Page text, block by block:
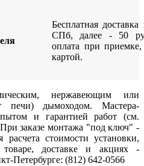
Бесплатная
СПб, далее - 50
оплата при
картой.
нержавеющим или
печи) дымоходом. Мастера-
и гарантией работ (см.
заказе монтажа "под ключ" -
расчета стоимости установки,
доставке и акциях -
Петербурге: (812) 642-0566